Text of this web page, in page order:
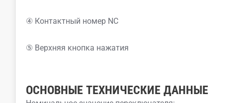
④ Контактный номер NC
⑤ Верхняя кнопка нажатия
ОСНОВНЫЕ ТЕХНИЧЕСКИЕ ДАННЫЕ